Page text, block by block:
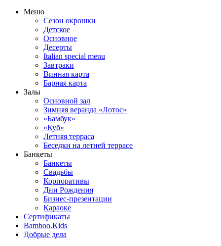
Меню
Сезон окрошки
Детское
Основное
Десерты
Italian special menu
Завтраки
Винная карта
Барная карта
Залы
Основной зал
Зимняя веранда «Лотос»
«Бамбук»
«Куб»
Летняя терраса
Беседки на летней террасе
Банкеты
Банкеты
Свадьбы
Корпоративы
Дни Рождения
Бизнес-презентации
Караоке
Сертификаты
Bamboo.Kids
Добрые дела